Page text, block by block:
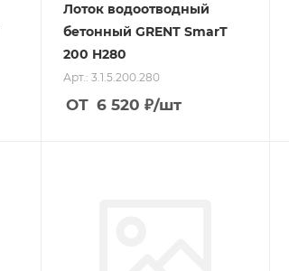
Лоток водоотводный
бетонный GRENT SmarT
200 H280
Арт.: 3.1.5.200.280
ОТ 6 520 ₽/шт